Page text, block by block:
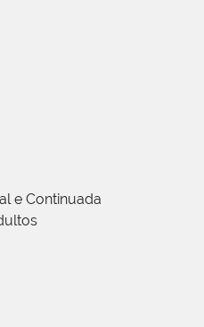
e Continuada